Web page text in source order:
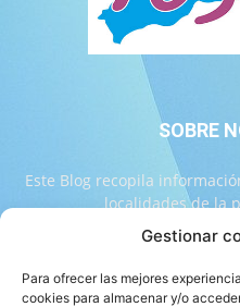
Gestionar
Para ofrecer las mejores
cookies para almacenar y/o
SOBRE
Este Blog recopila
localidades de la
Contáctanos: